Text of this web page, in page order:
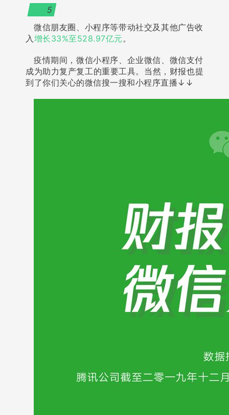
5
微信朋友圈、小程序等带动社交及其他广告收
入增长33%至528.97亿元。
疫情期间，微信小程序、企业微信、微信支付
成为助力复产复工的重要工具。当然，财报也提
到了你们关心的微信搜一搜和小程序直播↓↓